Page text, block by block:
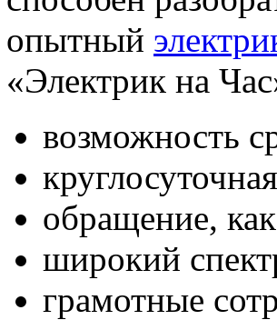
опытный
«Электрик на
возможность
обращение,
широкий
грамотные